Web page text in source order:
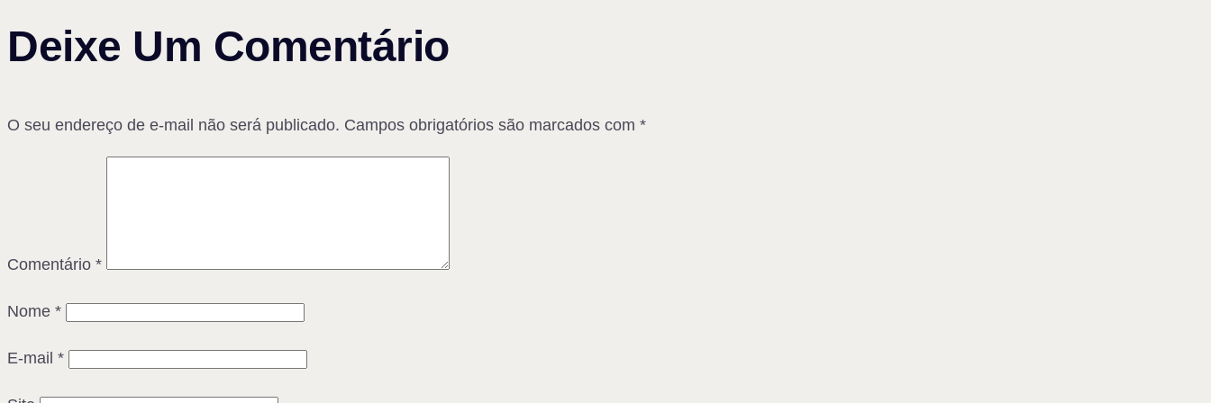
Deixe Um Comentário
O seu endereço de e-mail não será publicado. Campos obrigatórios são marcados com *
Comentário *
Nome *
E-mail *